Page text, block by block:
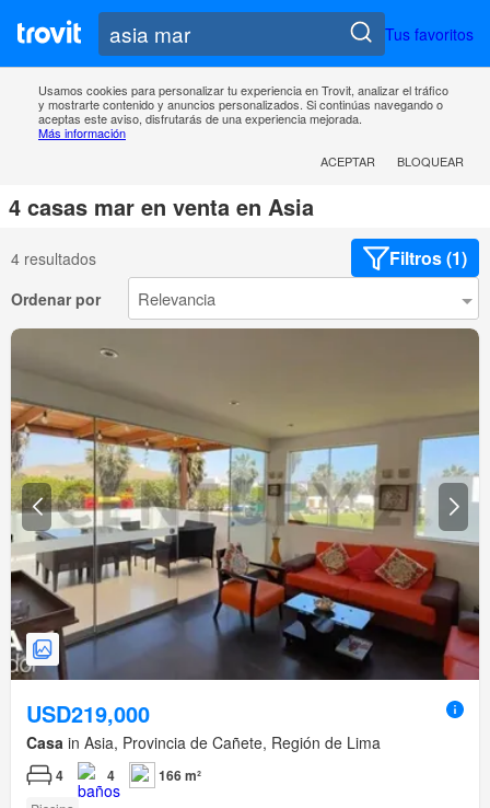
Tus favoritos
Usamos cookies para personalizar tu experiencia en Trovit, analizar el tráfico
y mostrarte contenido y anuncios personalizados. Si continúas navegando o
aceptas este aviso, disfrutarás de una experiencia mejorada.
Más información
ACEPTAR
BLOQUEAR
4 casas mar en venta en Asia
4 resultados Filtros (1)
Ordenar por
USD219,000
Casa in Asia, Provincia de Cañete, Región de Lima
4 4 166 m²